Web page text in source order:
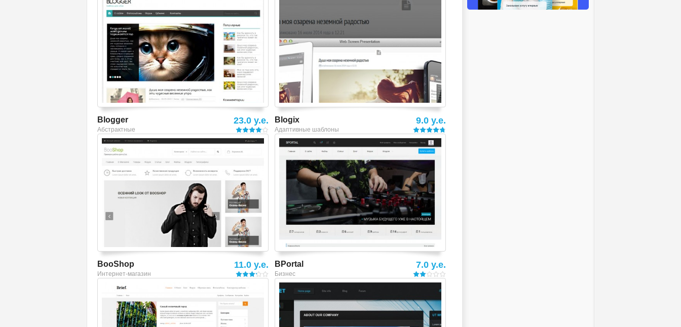
Blogger
Абстрактные
23.0 y.e. Blogix
Адаптивные шаблоны
9.0 y.e.
Смотреть шаблон
BooShop
Интернет-магазин
11.0 y.e.
Смотреть шаблон
BPortal
Бизнес
7.0 y.e.
Смотреть шаблон